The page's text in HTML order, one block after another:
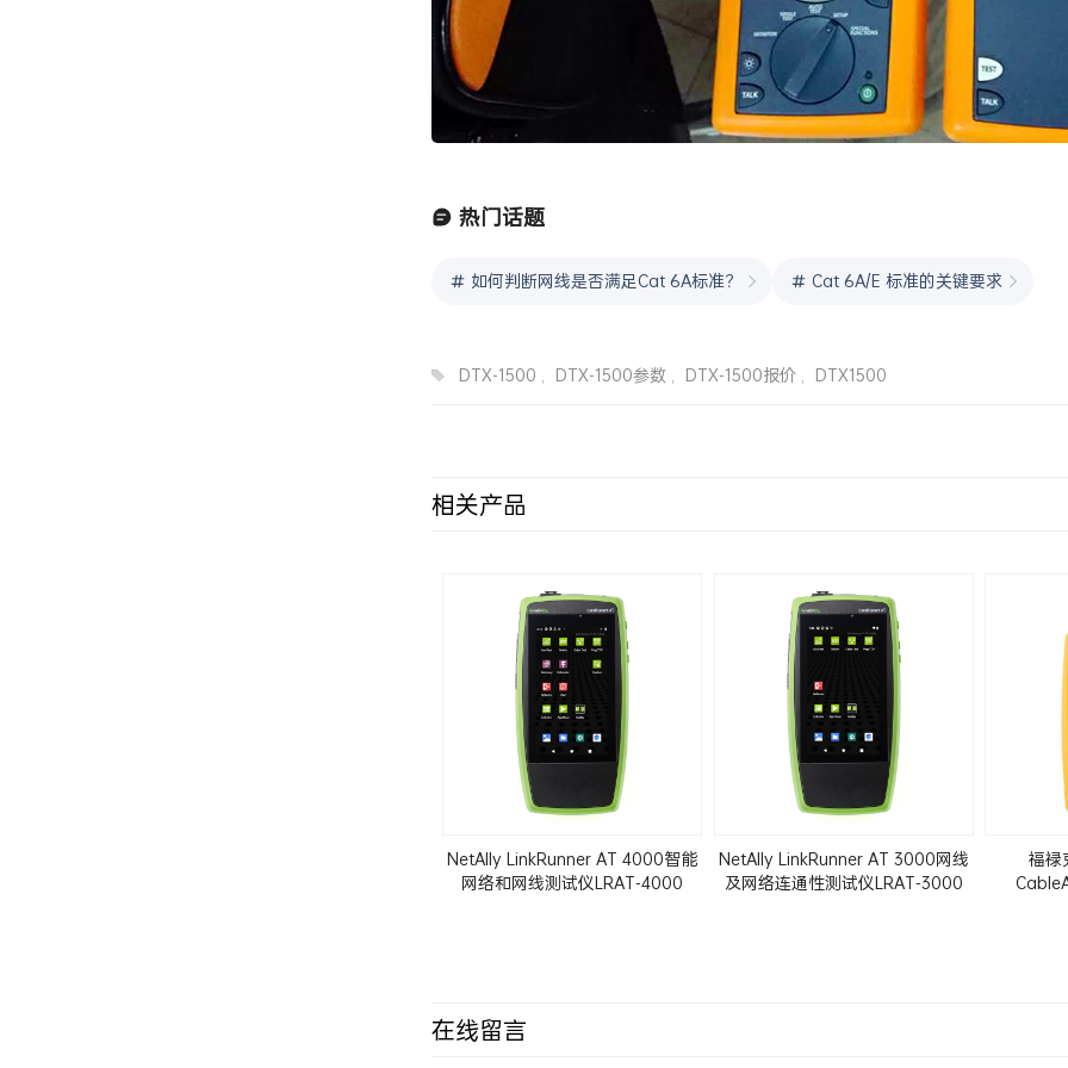
热门话题
如何判断网线是否满足Cat 6A标准？ Cat 6A/E 标准的关键要求
DTX-1500 , DTX-1500参数 , DTX-1500报价 , DTX1500
相关产品
NetAlly LinkRunner AT 4000智能
网络和网线测试仪LRAT-4000
NetAlly LinkRunner AT 3000网线
及网络连通性测试仪LRAT-3000
福禄
在线留言